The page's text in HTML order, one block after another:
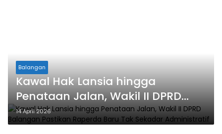
Balangan
Kawal Hak Lansia hingga
Penataan Jalan, Wakil II DPRD
Balangan Pastikan Raperda Baru
Tak Sekadar Administratif
14 April 2026